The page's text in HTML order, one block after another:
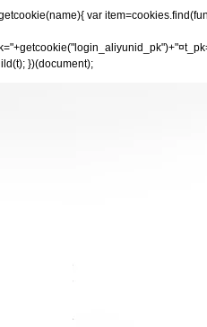
var
})(document);